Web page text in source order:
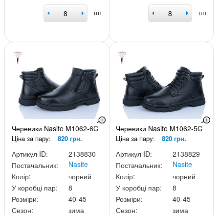
шт шт
Черевики Nasite M1062-6C
Ціна за пару: 820 грн.
Артикул ID:
2138830
Постачальник:
Nasite
Колір:
чорний
У коробці пар:
8
Розміри:
40-45
Сезон:
зима
Черевики Nasite M1062-5C
Ціна за пару: 820 грн.
Артикул ID:
2138829
Постачальник:
Nasite
Колір:
чорний
У коробці пар:
8
Розміри:
40-45
Сезон:
зима